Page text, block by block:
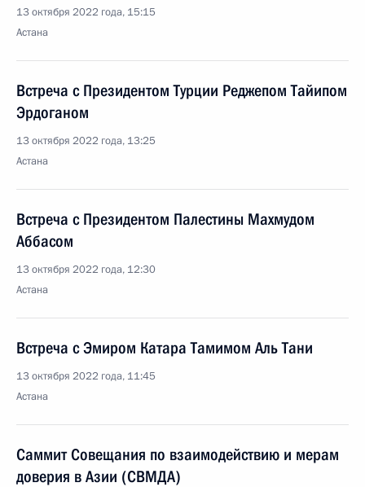
13 октября 2022 года, 15:15
Астана
Встреча с Президентом Турции Реджепом Тайипом
Эрдоганом
13 октября 2022 года, 13:25
Астана
Встреча с Президентом Палестины Махмудом
Аббасом
13 октября 2022 года, 12:30
Астана
Встреча с Эмиром Катара Тамимом Аль Тани
13 октября 2022 года, 11:45
Астана
Саммит Совещания по взаимодействию и мерам
доверия в Азии (СВМДА)